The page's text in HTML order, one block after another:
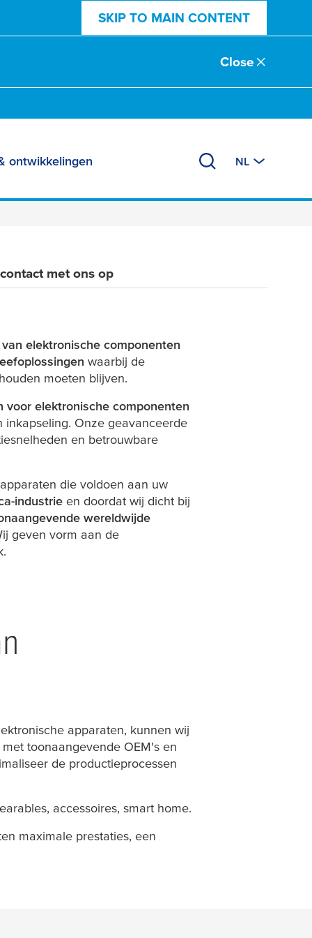
SKIP TO MAIN CONTENT
Close
ontwikkelingen NL
met ons op
elektronische componenten
waarbij de
moeten blijven.
elektronische componenten
inkapseling. Onze geavanceerde
en betrouwbare
die voldoen aan uw
industrie en doordat wij dicht bij
wereldwijde
geven vorm aan de
apparaten, kunnen wij
toonaangevende OEM's en
de productieprocessen
accessoires, smart home.
maximale prestaties, een